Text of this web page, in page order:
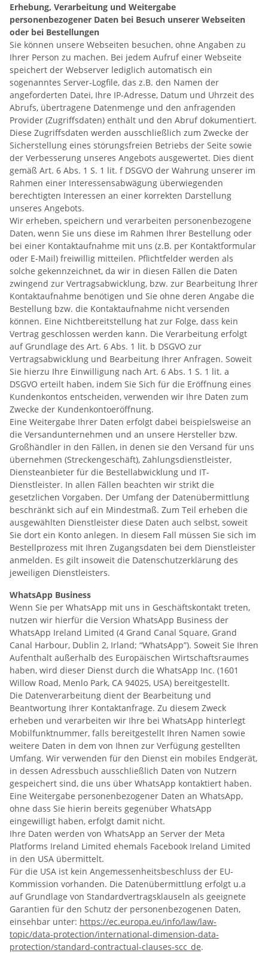
Erhebung, Verarbeitung und Weitergabe
personenbezogener Daten bei Besuch unserer Webseiten
oder bei Bestellungen
Sie können unsere Webseiten besuchen, ohne Angaben zu
Ihrer Person zu machen. Bei jedem Aufruf einer Webseite
speichert der Webserver lediglich automatisch ein
sogenanntes Server-Logfile, das z.B. den Namen der
angeforderten Datei, Ihre IP-Adresse, Datum und Uhrzeit des
Abrufs, übertragene Datenmenge und den anfragenden
Provider (Zugriffsdaten) enthält und den Abruf dokumentiert.
Diese Zugriffsdaten werden ausschließlich zum Zwecke der
Sicherstellung eines störungsfreien Betriebs der Seite sowie
der Verbesserung unseres Angebots ausgewertet. Dies dient
gemäß Art. 6 Abs. 1 S. 1 lit. f DSGVO der Wahrung unserer im
Rahmen einer Interessensabwägung überwiegenden
berechtigten Interessen an einer korrekten Darstellung
unseres Angebots.
Wir erheben, speichern und verarbeiten personenbezogene
Daten, wenn Sie uns diese im Rahmen Ihrer Bestellung oder
bei einer Kontaktaufnahme mit uns (z.B. per Kontaktformular
oder E-Mail) freiwillig mitteilen. Pflichtfelder werden als
solche gekennzeichnet, da wir in diesen Fällen die Daten
zwingend zur Vertragsabwicklung, bzw. zur Bearbeitung Ihrer
Kontaktaufnahme benötigen und Sie ohne deren Angabe die
Bestellung bzw. die Kontaktaufnahme nicht versenden
können. Eine Nichtbereitstellung hat zur Folge, dass kein
Vertrag geschlossen werden kann. Die Verarbeitung erfolgt
auf Grundlage des Art. 6 Abs. 1 lit. b DSGVO zur
Vertragsabwicklung und Bearbeitung Ihrer Anfragen. Soweit
Sie hierzu Ihre Einwilligung nach Art. 6 Abs. 1 S. 1 lit. a
DSGVO erteilt haben, indem Sie Sich für die Eröffnung eines
Kundenkontos entscheiden, verwenden wir Ihre Daten zum
Zwecke der Kundenkontoeröffnung.
Eine Weitergabe Ihrer Daten erfolgt dabei beispielsweise an
die Versandunternehmen und an unsere Hersteller bzw.
Großhändler in den Fällen, in denen sie den Versand für uns
übernehmen (Streckengeschäft), Zahlungsdienstleister,
Diensteanbieter für die Bestellabwicklung und IT-
Dienstleister. In allen Fällen beachten wir strikt die
gesetzlichen Vorgaben. Der Umfang der Datenübermittlung
beschränkt sich auf ein Mindestmaß. Zum Teil erheben die
ausgewählten Dienstleister diese Daten auch selbst, soweit
Sie dort ein Konto anlegen. In diesem Fall müssen Sie sich im
Bestellprozess mit Ihren Zugangsdaten bei dem Dienstleister
anmelden. Es gilt insoweit die Datenschutzerklärung des
jeweiligen Dienstleisters.
WhatsApp Business
Wenn Sie per WhatsApp mit uns in Geschäftskontakt treten,
nutzen wir hierfür die Version WhatsApp Business der
WhatsApp Ireland Limited (4 Grand Canal Square, Grand
Canal Harbour, Dublin 2, Irland; “WhatsApp”). Soweit Sie Ihren
Aufenthalt außerhalb des Europäischen Wirtschaftsraumes
haben, wird dieser Dienst durch die WhatsApp Inc. (1601
Willow Road, Menlo Park, CA 94025, USA) bereitgestellt.
Die Datenverarbeitung dient der Bearbeitung und
Beantwortung Ihrer Kontaktanfrage. Zu diesem Zweck
erheben und verarbeiten wir Ihre bei WhatsApp hinterlegt
Mobilfunktnummer, falls bereitgestellt Ihren Namen sowie
weitere Daten in dem von Ihnen zur Verfügung gestellten
Umfang. Wir verwenden für den Dienst ein mobiles Endgerät,
in dessen Adressbuch ausschließlich Daten von Nutzern
gespeichert sind, die uns über WhatsApp kontaktiert haben.
Eine Weitergabe personenbezogener Daten an WhatsApp,
ohne dass Sie hierin bereits gegenüber WhatsApp
eingewilligt haben, erfolgt damit nicht.
Ihre Daten werden von WhatsApp an Server der Meta
Platforms Ireland Limited ehemals Facebook Ireland Limited
in den USA übermittelt.
Für die USA ist kein Angemessenheitsbeschluss der EU-
Kommission vorhanden. Die Datenübermittlung erfolgt u.a
auf Grundlage von Standardvertragsklauseln als geeignete
Garantien für den Schutz der personenbezogenen Daten,
einsehbar unter: https://ec.europa.eu/info/law/law-
topic/data-protection/international-dimension-data-
protection/standard-contractual-clauses-scc_de.